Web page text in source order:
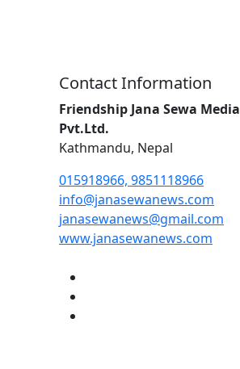
Contact Information
Friendship Jana Sewa Media
Pvt.Ltd.
Kathmandu, Nepal
015918966, 9851118966
info@janasewanews.com
janasewanews@gmail.com
www.janasewanews.com